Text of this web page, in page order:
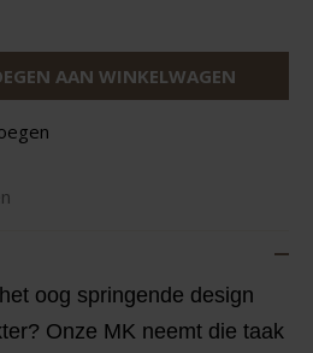
AAN WINKELWAGEN
oog springende design
Onze MK neemt die taak